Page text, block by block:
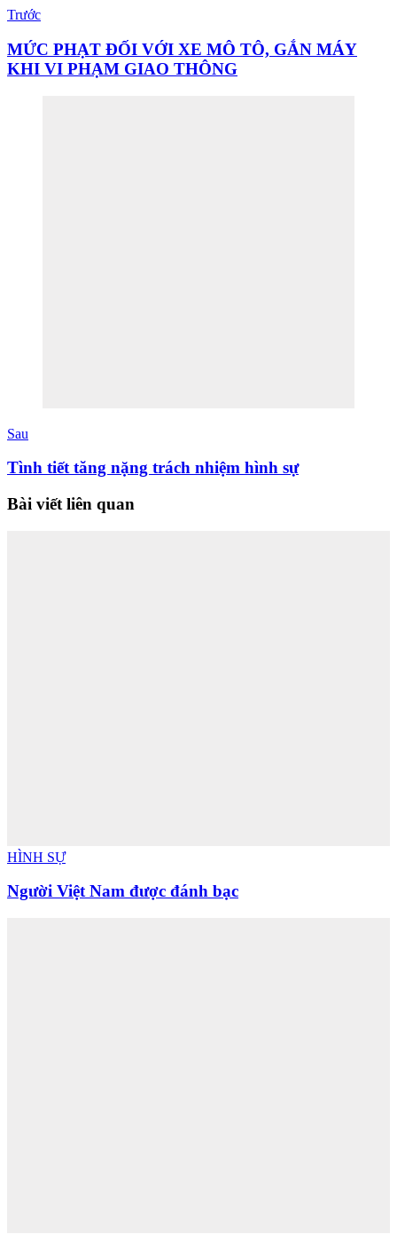
Trước
MỨC PHẠT ĐỐI VỚI XE MÔ TÔ, GẮN MÁY
KHI VI PHẠM GIAO THÔNG
Sau
Tình tiết tăng nặng trách nhiệm hình sự
Bài viết liên quan
HÌNH SỰ
Người Việt Nam được đánh bạc